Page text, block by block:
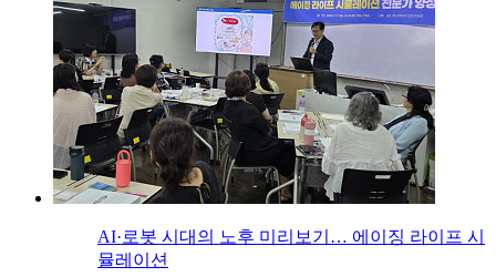
AI·로봇 시대의 노후 미리보기… 에이징 라이프 시
뮬레이션